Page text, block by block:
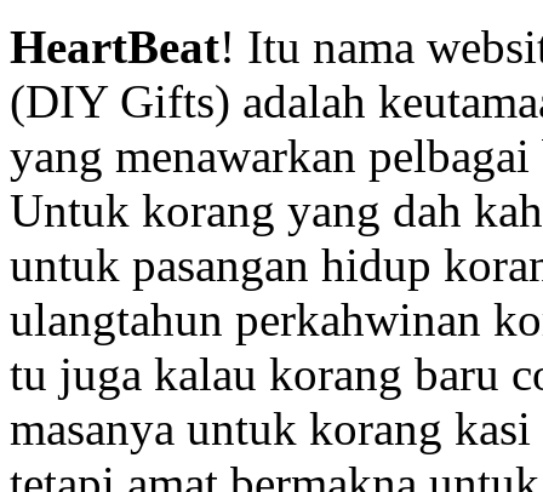
HeartBeat! Itu nama
(DIY Gifts) adalah
yang menawarkan
Untuk korang yang dah
untuk pasangan hidup
ulangtahun perkahwinan
tu juga kalau korang baru
masanya untuk korang